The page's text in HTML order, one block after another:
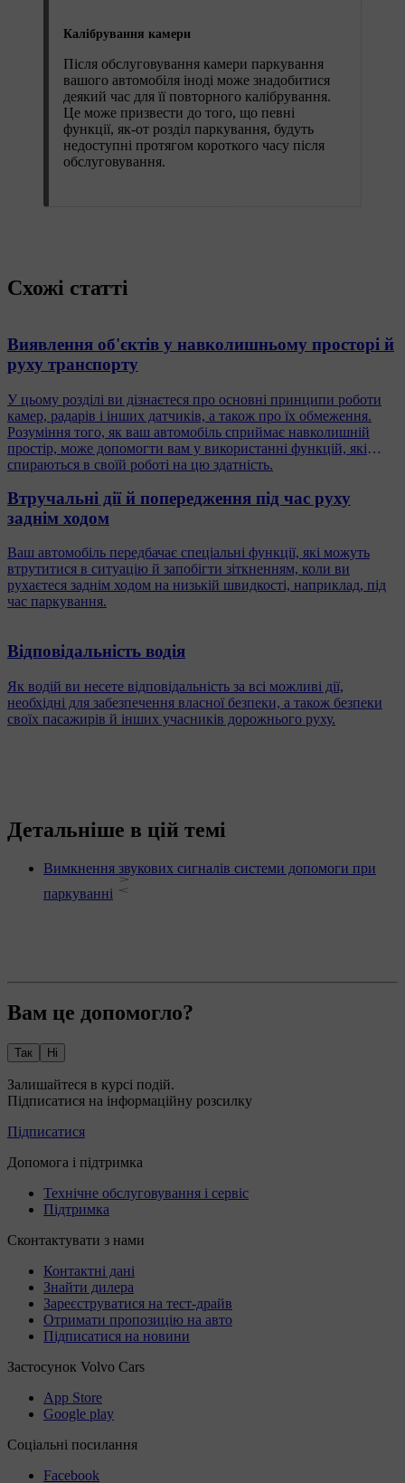
Калібрування камери
Після обслуговування камери паркування
вашого автомобіля іноді може знадобитися
деякий час для її повторного калібрування.
Це може призвести до того, що певні
функції, як-от розділ паркування, будуть
недоступні протягом короткого часу після
обслуговування.
Схожі статті
Виявлення об'єктів у навколишньому просторі й
руху транспорту
У цьому розділі ви дізнаєтеся про основні принципи роботи
камер, радарів і інших датчиків, а також про їх обмеження.
Розуміння того, як ваш автомобіль сприймає навколишній
простір, може допомогти вам у використанні функцій, які
спираються в своїй роботі на цю здатність.
Втручальні дії й попередження під час руху
заднім ходом
Ваш автомобіль передбачає спеціальні функції, які можуть
втрутитися в ситуацію й запобігти зіткненням, коли ви
рухаєтеся заднім ходом на низькій швидкості, наприклад, під
час паркування.
Відповідальність водія
Як водій ви несете відповідальність за всі можливі дії,
необхідні для забезпечення власної безпеки, а також безпеки
своїх пасажирів й інших учасників дорожнього руху.
Детальніше в цій темі
Вимкнення звукових сигналів системи допомоги при
паркуванні
Вам це допомогло?
Так Ні